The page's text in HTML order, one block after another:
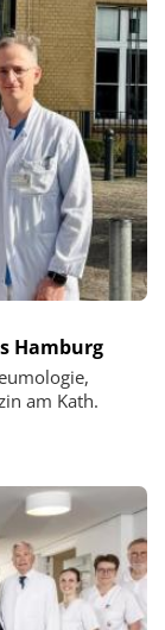
Hamburg
am Kath.